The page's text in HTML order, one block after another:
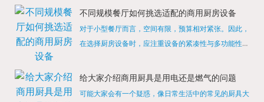
缺少的，经过相关检测证明的合格设备才能进行使用，
不同规模餐厅如何挑选适配的商用厨房设备
对于小型餐厅而言，空间有限，预算相对紧张。因此，
在选择厨房设备时，应注重设备的紧凑性与多功能性。
烹饪设备，既能节省空间，又能满足多样化的烹饪需
给大家介绍商用厨具是用电还是燃气的问题
可能大家会有一个疑惑，像日常生活中的常见的厨具大